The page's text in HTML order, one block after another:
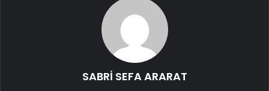
SABRİ SEFA ARARAT